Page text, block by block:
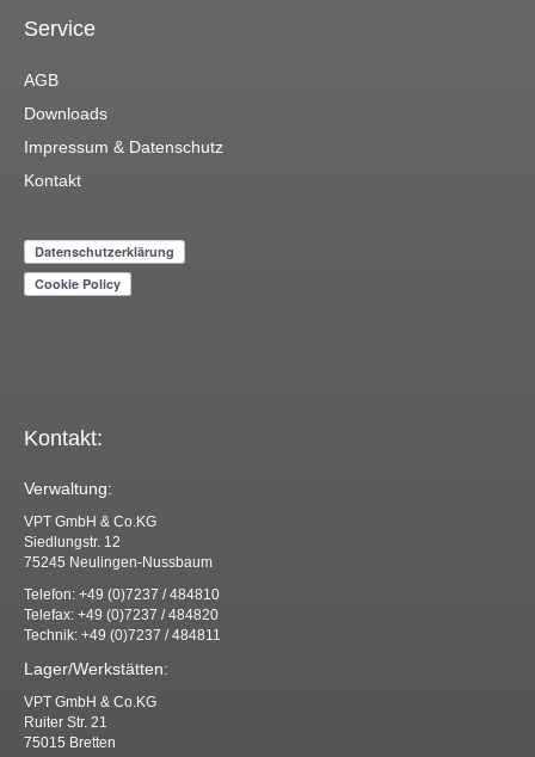
Service
AGB
Downloads
Impressum & Datenschutz
Kontakt
Kontakt:
Verwaltung:
VPT GmbH & Co.KG
Siedlungstr. 12
75245 Neulingen-Nussbaum
Telefon: +49 (0)7237 / 484810
Telefax: +49 (0)7237 / 484820
Technik: +49 (0)7237 / 484811
Lager/Werkstätten:
VPT GmbH & Co.KG
Ruiter Str. 21
75015 Bretten